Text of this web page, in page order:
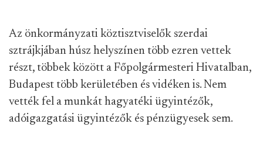
Az önkormányzati köztisztviselők szerdai
sztrájkjában húsz helyszínen több ezren vettek
részt, többek között a Főpolgármesteri Hivatalban,
Budapest több kerületében és vidéken is. Nem
vették fel a munkát hagyatéki ügyintézők,
adóigazgatási ügyintézők és pénzügyesek sem.